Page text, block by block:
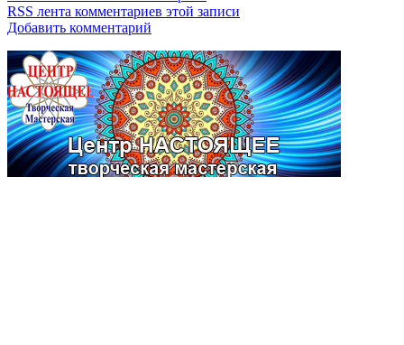
RSS лента комментариев этой записи
Добавить комментарий